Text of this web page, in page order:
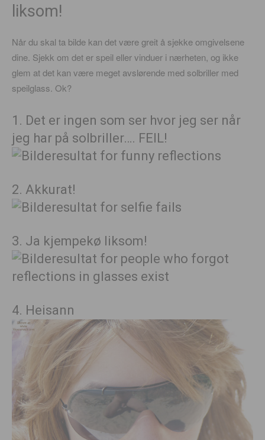
liksom!
Når du skal ta bilde kan det være greit å sjekke omgivelsene
dine. Sjekk om det er speil eller vinduer i nærheten, og ikke
glem at det kan være meget avslørende med solbriller med
speilglass. Ok?
1. Det er ingen som ser hvor jeg ser når
jeg har på solbriller…. FEIL!
2. Akkurat!
3. Ja kjempekø liksom!
4. Heisann